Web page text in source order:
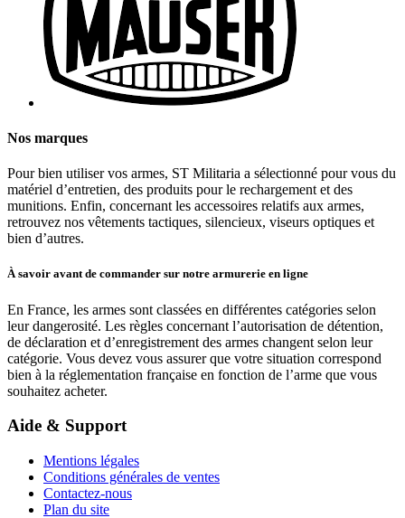
Nos marques
Pour bien utiliser vos armes, ST Militaria a sélectionné pour vous du
matériel d’entretien, des produits pour le rechargement et des
munitions. Enfin, concernant les accessoires relatifs aux armes,
retrouvez nos vêtements tactiques, silencieux, viseurs optiques et
bien d’autres.
À savoir avant de commander sur notre armurerie en ligne
En France, les armes sont classées en différentes catégories selon
leur dangerosité. Les règles concernant l’autorisation de détention,
de déclaration et d’enregistrement des armes changent selon leur
catégorie. Vous devez vous assurer que votre situation correspond
bien à la réglementation française en fonction de l’arme que vous
souhaitez acheter.
Aide & Support
Mentions légales
Conditions générales de ventes
Contactez-nous
Plan du site